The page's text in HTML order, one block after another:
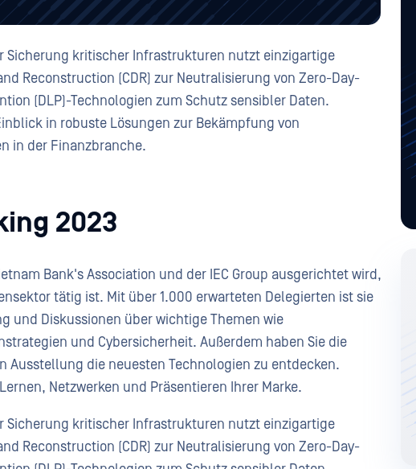
Sicherung kritischer Infrastrukturen nutzt einzigartige
Reconstruction (CDR) zur Neutralisierung von Zero-Day-
(DLP)-Technologien zum Schutz sensibler Daten.
in robuste Lösungen zur Bekämpfung von
in der Finanzbranche.
2023
Bank's Association und der IEC Group ausgerichtet wird,
tätig ist. Mit über 1.000 erwarteten Delegierten ist sie
und Diskussionen über wichtige Themen wie
und Cybersicherheit. Außerdem haben Sie die
Ausstellung die neuesten Technologien zu entdecken.
Netzwerken und Präsentieren Ihrer Marke.
Sicherung kritischer Infrastrukturen nutzt einzigartige
Reconstruction (CDR) zur Neutralisierung von Zero-Day-